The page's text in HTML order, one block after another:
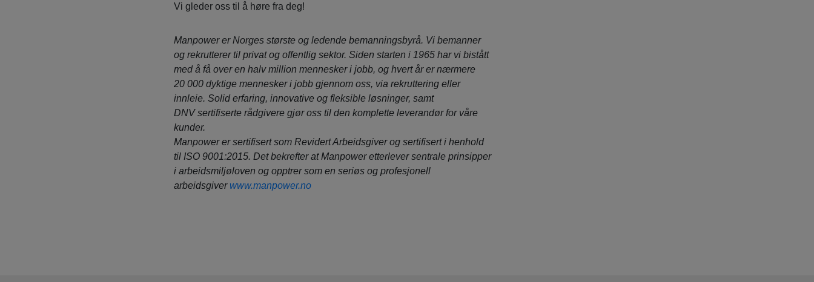
Vi gleder oss til å høre fra deg!
Manpower er Norges største og ledende bemanningsbyrå. Vi bemanner
og rekrutterer til privat og offentlig sektor. Siden starten i 1965 har vi bistått
med å få over en halv million mennesker i jobb, og hvert år er nærmere
20 000 dyktige mennesker i jobb gjennom oss, via rekruttering eller
innleie. Solid erfaring, innovative og fleksible løsninger, samt
DNV sertifiserte rådgivere gjør oss til den komplette leverandør for våre
kunder.
Manpower er sertifisert som Revidert Arbeidsgiver og sertifisert i henhold
til ISO 9001:2015. Det bekrefter at Manpower etterlever sentrale prinsipper
i arbeidsmiljøloven og opptrer som en seriøs og profesjonell
arbeidsgiver www.manpower.no